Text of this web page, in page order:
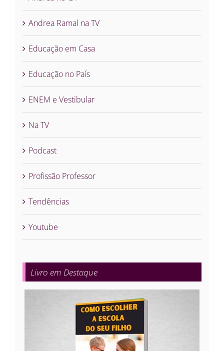
Andrea Ramal na TV
Educação em Casa
Educação no País
ENEM e Vestibular
Na TV
Podcast
Profissão Professor
Tendências
Youtube
Livro em Destaque